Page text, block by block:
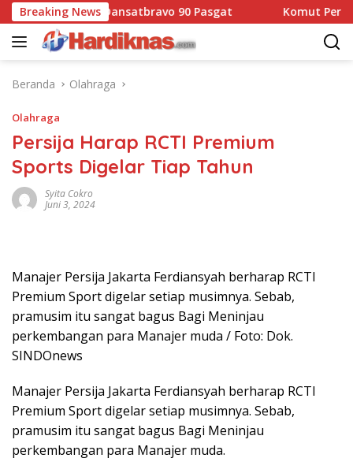
Langsung
ke
konten
Breaking News
Jabat Dansatbravo 90 Pasgat Komut
Beranda Olahraga
Olahraga
Persija Harap RCTI Premium
Sports Digelar Tiap Tahun
Syita Cokro
Juni 3, 2024
Manajer Persija Jakarta Ferdiansyah berharap RCTI
Premium Sport digelar setiap musimnya. Sebab,
pramusim itu sangat bagus Bagi Meninjau
perkembangan para Manajer muda / Foto: Dok.
SINDOnews
Manajer Persija Jakarta Ferdiansyah berharap RCTI
Premium Sport digelar setiap musimnya. Sebab,
pramusim itu sangat bagus Bagi Meninjau
perkembangan para Manajer muda.